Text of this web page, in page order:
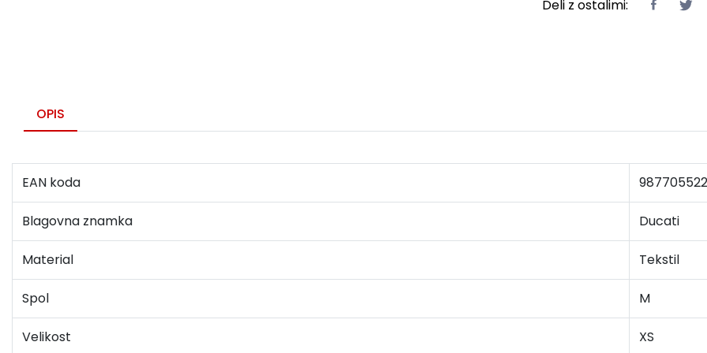
Deli z ostalimi:
OPIS
EAN koda 987705522
Blagovna znamka Ducati
Material Tekstil
Spol M
Velikost XS